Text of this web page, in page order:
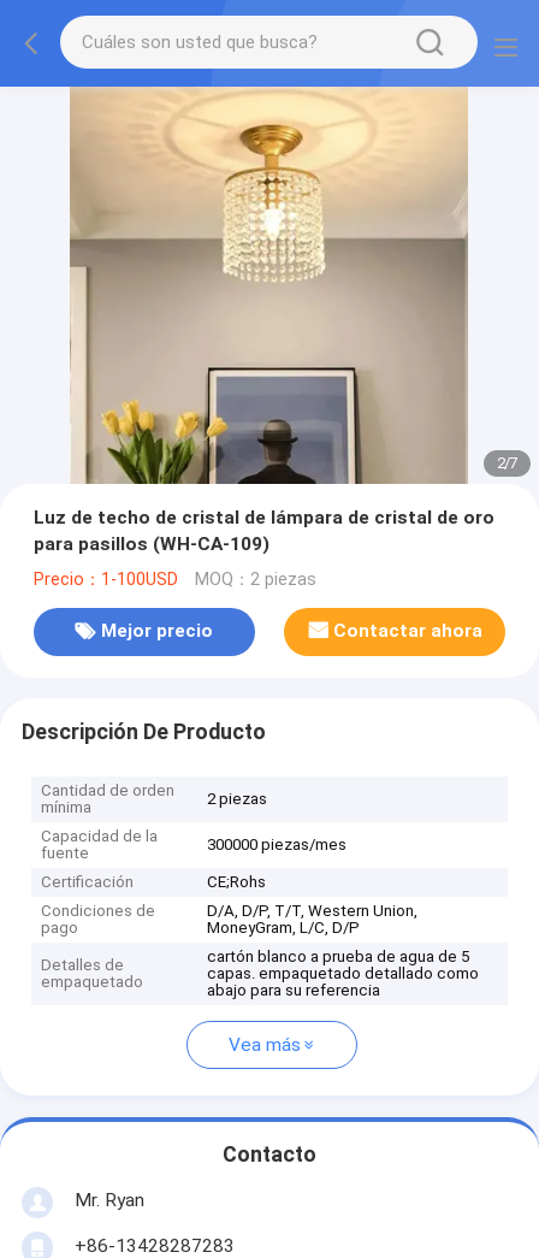
2/7
Luz de techo de cristal de lámpara de cristal de oro
para pasillos (WH-CA-109)
Precio：1-100USD MOQ：2 piezas
Mejor precio Contactar ahora
Descripción De Producto
Cantidad de orden
mínima
2 piezas
Capacidad de la
fuente
300000 piezas/mes
Certificación
CE;Rohs
Condiciones de
pago
D/A, D/P, T/T, Western Union,
MoneyGram, L/C, D/P
Detalles de
empaquetado
cartón blanco a prueba de agua de 5
capas. empaquetado detallado como
abajo para su referencia
Vea más
Contacto
Mr. Ryan
+86-13428287283